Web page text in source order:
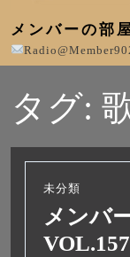
メンバーの部
タグ:
未分類
メンバ
VOL.157